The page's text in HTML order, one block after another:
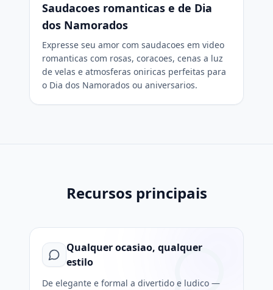
Saudacoes romanticas e de Dia
dos Namorados
Expresse seu amor com saudacoes em video
romanticas com rosas, coracoes, cenas a luz
de velas e atmosferas oniricas perfeitas para
o Dia dos Namorados ou aniversarios.
Recursos principais
Qualquer ocasiao, qualquer
estilo
De elegante e formal a divertido e ludico —